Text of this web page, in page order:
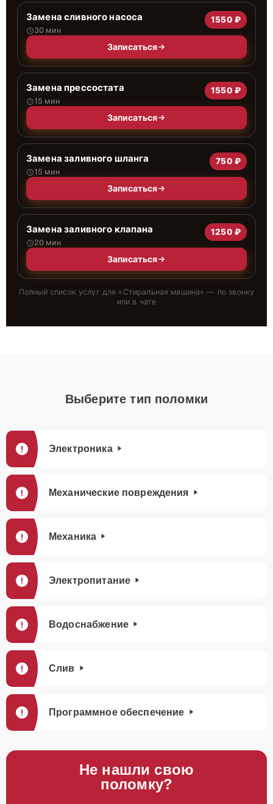
Замена сливного насоса
30 мин
1550 ₽
Записаться
Замена прессостата
15 мин
1550 ₽
Записаться
Замена заливного шланга
15 мин
750 ₽
Записаться
Замена заливного клапана
20 мин
1250 ₽
Записаться
Полный список услуг для « Стиральная машина» — по звонку
или в чате
Выберите тип поломки
Электроника
Механические повреждения
Механика
Электропитание
Водоснабжение
Слив
Программное обеспечение
Не нашли свою
поломку?